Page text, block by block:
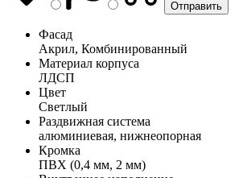
Фасад
Акрил, Комбинированный
Материал корпуса
ЛДСП
Цвет
Светлый
Раздвижная система
алюминиевая, нижнеопорная
Кромка
ПВХ (0,4 мм, 2 мм)